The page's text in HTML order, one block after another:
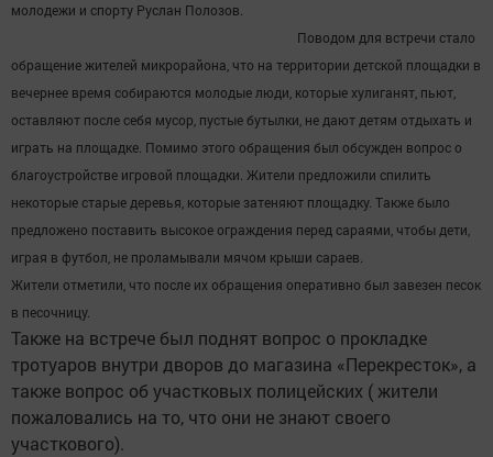
молодежи и спорту Руслан Полозов.
Поводом для встречи стало
обращение жителей микрорайона, что на территории детской площадки в
вечернее время собираются молодые люди, которые хулиганят, пьют,
оставляют после себя мусор, пустые бутылки, не дают детям отдыхать и
играть на площадке. Помимо этого обращения был обсужден вопрос о
благоустройстве игровой площадки. Жители предложили спилить
некоторые старые деревья, которые затеняют площадку. Также было
предложено поставить высокое ограждения перед сараями, чтобы дети,
играя в футбол, не проламывали мячом крыши сараев.
Жители отметили, что после их обращения оперативно был завезен песок
в песочницу.
Также на встрече был поднят вопрос о прокладке
тротуаров внутри дворов до магазина «Перекресток», а
также вопрос об участковых полицейских ( жители
пожаловались на то, что они не знают своего
участкового).